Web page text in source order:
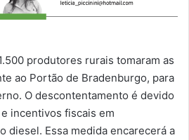
produtores rurais tomaram as
ao Portão de Bradenburgo, para
O descontentamento é devido
incentivos fiscais em
diesel. Essa medida encarecerá a